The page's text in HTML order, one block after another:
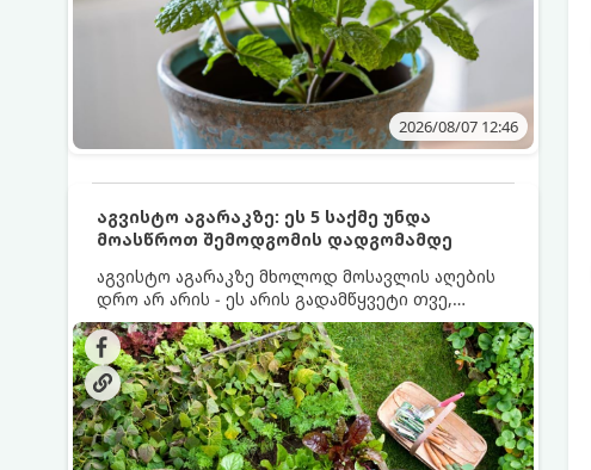
2026/08/07 12:46
აგვისტო აგარაკზე: ეს 5 საქმე უნდა
მოასწროთ შემოდგომის დადგომამდე
აგვისტო აგარაკზე მხოლოდ მოსავლის აღების
დრო არ არის - ეს არის გადამწყვეტი თვე,
როდესაც საფუძველი ეყრება მომავალი წლის
მოსავალს და ბაღი მზადდება შემოდგომა-
ზამთრის სეზონისთვის. იმისათვის, რომ
ნიადაგმა ენერგია აღიდგინოს, ხოლო
მცენარეებმა ზამთარს გაუძლონ, აგვისტოს
ბოლომდე 5 მნიშვნელოვანი საქმის გაკეთება
უნდა მოასწროთ: